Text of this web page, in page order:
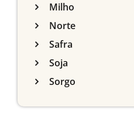
Milho
Norte
Safra
Soja
Sorgo